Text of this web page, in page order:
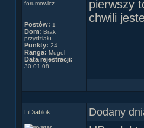
Zielone
siĂŞ
jego
forumowicz
Postów: 1
Dom: Brak
przydziału
Punkty: 24
Ranga: Mugol
Data rejestracji:
30.01.08
pierwszy
chwili
LiDiablok Dodany